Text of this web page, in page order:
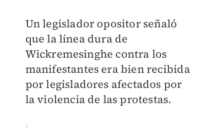
Un legislador opositor señaló
que la línea dura de
Wickremesinghe contra los
manifestantes era bien recibida
por legisladores afectados por
la violencia de las protestas.